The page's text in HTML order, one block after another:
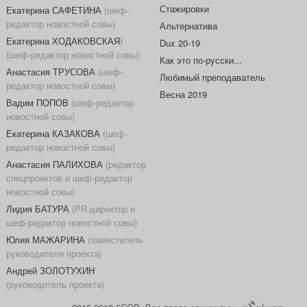
Екатерина САФЕТИНА(шеф-
редактор новостной совы)
Екатерина ХОДАКОВСКАЯ)
(шеф-редактор новостной совы)
Анастасия ТРУСОВА(шеф-
редактор новостной совы)
Вадим ПОПОВ (шеф-редактор
новостной совы)
Екатерина КАЗАКОВА(шеф-
редактор новостной совы)
Анастасия ПАЛИХОВА(редактор
спецпроектов и шеф-редактор
новостной совы)
Лидия БАТУРА(PR-директор и
шеф-редактор новостной совы)
Юлия МАЖАРИНА(заместитель
руководителя проекта)
Андрей ЗОЛОТУХИН
(руководитель проекта)
Стажировки
Альтернатива
Dux 20-19
Как это по-русски...
Любимый преподаватель
Весна 2019